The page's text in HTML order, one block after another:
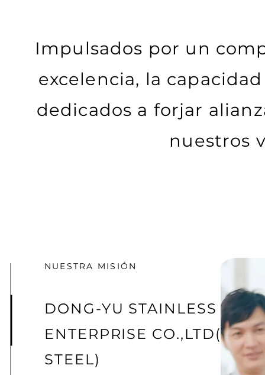
Impulsados por un
excelencia, la
dedicados a forjar
nuestros
NUESTRA MISIÓN
DONG-YU STAINLESS
ENTERPRISE CO.,LTD(DY
STEEL)